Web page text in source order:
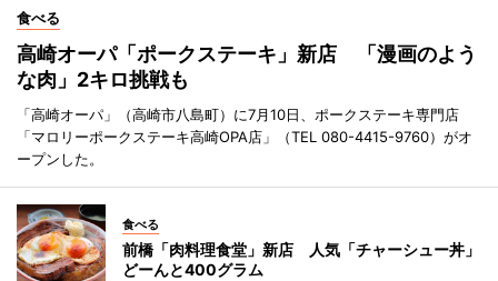
食べる
高崎オーパ「ポークステーキ」新店 「漫画のよう
な肉」2キロ挑戦も
「高崎オーパ」（高崎市八島町）に7月10日、ポークステーキ専門店
「マロリーポークステーキ高崎OPA店」（TEL 080-4415-9760）がオ
ープンした。
食べる
前橋「肉料理食堂」新店 人気「チャーシュー丼」
どーんと400グラム